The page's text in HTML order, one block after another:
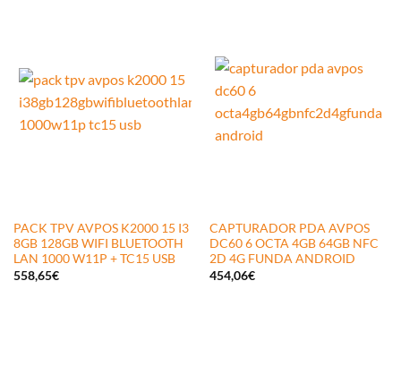
PACK TPV AVPOS K2000 15 I3
8GB 128GB WIFI BLUETOOTH
LAN 1000 W11P + TC15 USB
558,65€
CAPTURADOR PDA AVPOS
DC60 6 OCTA 4GB 64GB NFC
2D 4G FUNDA ANDROID
454,06€